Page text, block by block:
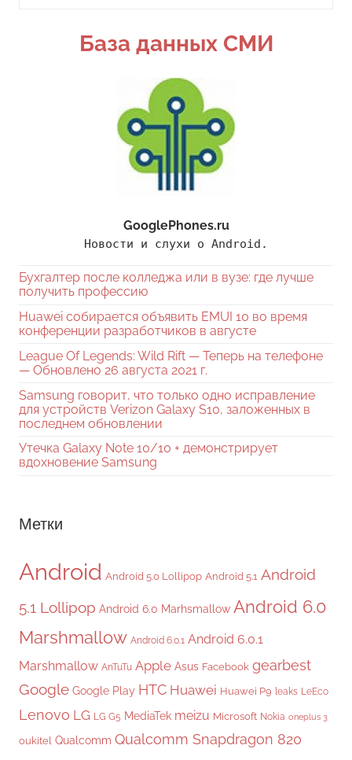
База данных СМИ
GooglePhones.ru
Новости и слухи о Android.
Бухгалтер после колледжа или в вузе: где лучше
получить профессию
Huawei собирается объявить EMUI 10 во время
конференции разработчиков в августе
League Of Legends: Wild Rift — Теперь на телефоне
— Обновлено 26 августа 2021 г.
Samsung говорит, что только одно исправление
для устройств Verizon Galaxy S10, заложенных в
последнем обновлении
Утечка Galaxy Note 10/10 + демонстрирует
вдохновение Samsung
Метки
Android Android 5.0 Lollipop Android 5.1 Android
5.1 Lollipop Android 6.0 Marhsmallow Android 6.0
Marshmallow Android 6.0.1 Android 6.0.1
Marshmallow AnTuTu Apple Asus Facebook gearbest
Google Google Play HTC Huawei Huawei P9 leaks LeEco
Lenovo LG LG G5 MediaTek meizu Microsoft Nokia oneplus 3
oukitel Qualcomm Qualcomm Snapdragon 820